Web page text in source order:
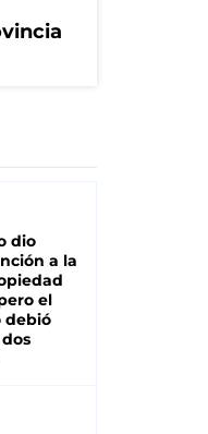
dio
a la
el
debió